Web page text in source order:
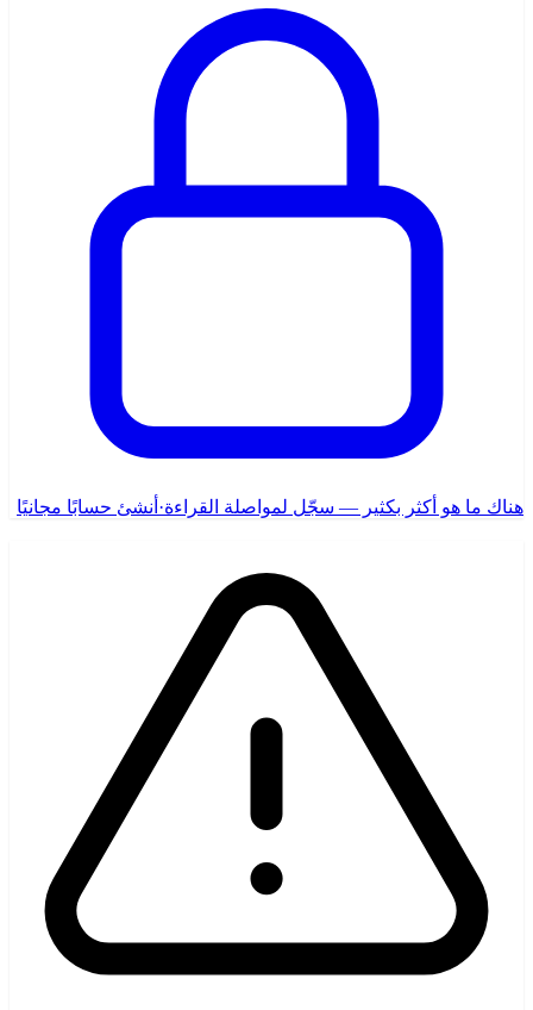
هناك ما هو أكثر بكثير — سجّل لمواصلة القراءة· أنشئ حسابًا مجانيًا